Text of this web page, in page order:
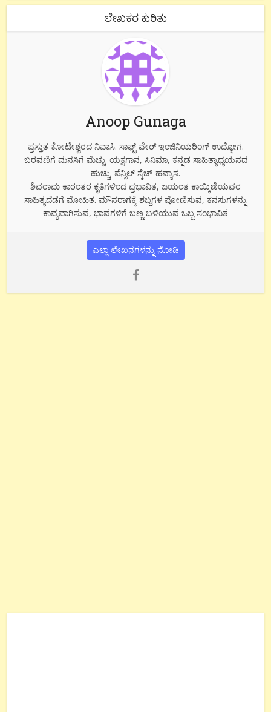
ಲೇಖಕರ ಕುರಿತು
Anoop Gunaga
ಪ್ರಸ್ತುತ ಕೋಟೇಶ್ವರದ ನಿವಾಸಿ. ಸಾಫ್ಟ್ ವೇರ್ ಇಂಜಿನಿಯರಿಂಗ್ ಉದ್ಯೋಗ.
ಬರವಣಿಗೆ ಮನಸಿಗೆ ಮೆಚ್ಚು. ಯಕ್ಷಗಾನ, ಸಿನಿಮಾ, ಕನ್ನಡ ಸಾಹಿತ್ಯಾಧ್ಯಯನದ
ಹುಚ್ಚು. ಪೆನ್ಸಿಲ್ ಸ್ಕೆಚ್-ಹವ್ಯಾಸ.
ಶಿವರಾಮ ಕಾರಂತರ ಕೃತಿಗಳಿಂದ ಪ್ರಭಾವಿತ, ಜಯಂತ ಕಾಯ್ಕಿಣಿಯವರ
ಸಾಹಿತ್ಯದೆಡೆಗೆ ಮೋಹಿತ. ಮೌನರಾಗಕ್ಕೆ ಶಬ್ದಗಳ ಪೋಣಿಸುವ, ಕನಸುಗಳನ್ನು
ಕಾವ್ಯವಾಗಿಸುವ, ಭಾವಗಳಿಗೆ ಬಣ್ಣ ಬಳಿಯುವ ಒಬ್ಬ ಸಂಭಾವಿತ
ಎಲ್ಲಾ ಲೇಖನಗಳನ್ನು ನೋಡಿ